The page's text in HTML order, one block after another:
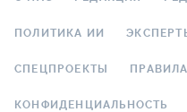
ПОЛИТИКА ИИ
СПЕЦПРОЕКТЫ
КОНФИДЕНЦИАЛЬНОСТЬ